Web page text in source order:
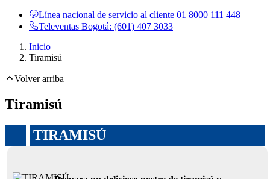
Línea nacional de servicio al cliente 01 8000 111 448
Televentas Bogotá: (601) 407 3033
Inicio
Tiramisú
Volver arriba
Tiramisú
TIRAMISÚ